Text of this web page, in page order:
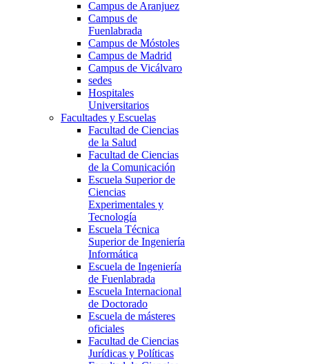
Campus de Aranjuez
Campus de
Fuenlabrada
Campus de Móstoles
Campus de Madrid
Campus de Vicálvaro
sedes
Hospitales
Universitarios
Facultades y Escuelas
Facultad de Ciencias
de la Salud
Facultad de Ciencias
de la Comunicación
Escuela Superior de
Ciencias
Experimentales y
Tecnología
Escuela Técnica
Superior de Ingeniería
Informática
Escuela de Ingeniería
de Fuenlabrada
Escuela Internacional
de Doctorado
Escuela de másteres
oficiales
Facultad de Ciencias
Jurídicas y Políticas